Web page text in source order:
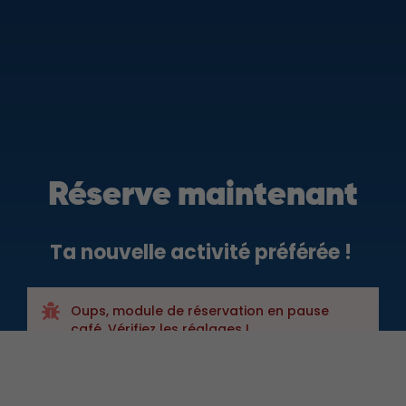
Réserve maintenant
Ta nouvelle activité préférée !
Oups, module de réservation en pause
café. Vérifiez les réglages !